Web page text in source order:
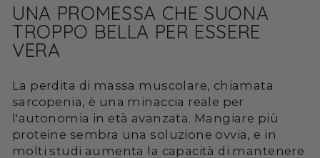
UNA PROMESSA CHE SUONA
TROPPO BELLA PER ESSERE
VERA
La perdita di massa muscolare, chiamata
sarcopenia, è una minaccia reale per
l'autonomia in età avanzata. Mangiare più
proteine sembra una soluzione ovvia, e in
molti studi aumenta la capacità di mantenere